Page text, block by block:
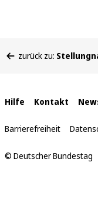
befinden
zurück zu:
Interne
Links
Hilfe Kontakt
Barrierefreiheit
© Deutscher Bundestag